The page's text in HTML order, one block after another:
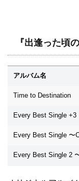
『出逢った頃
アルバム名
Time to Destination
Every Best Single +3
Every Best Single 〜
Every Best Single 2